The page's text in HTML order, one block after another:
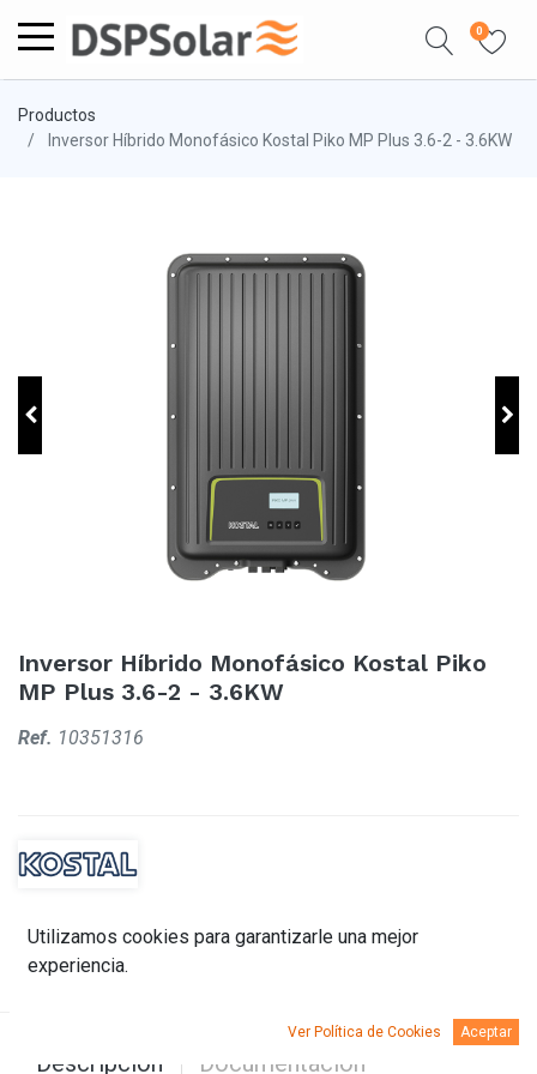
0
Productos
Inversor Híbrido Monofásico Kostal Piko MP Plus 3.6-2 - 3.6KW
Inversor Híbrido Monofásico Kostal Piko
MP Plus 3.6-2 - 3.6KW
Ref. 10351316
Descripción Documentación
Utilizamos cookies para garantizarle una mejor
experiencia.
Ver Política de Cookies Aceptar